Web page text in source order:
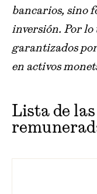
bancarios, sino
inversión. Por lo
garantizados
en activos
Lista de